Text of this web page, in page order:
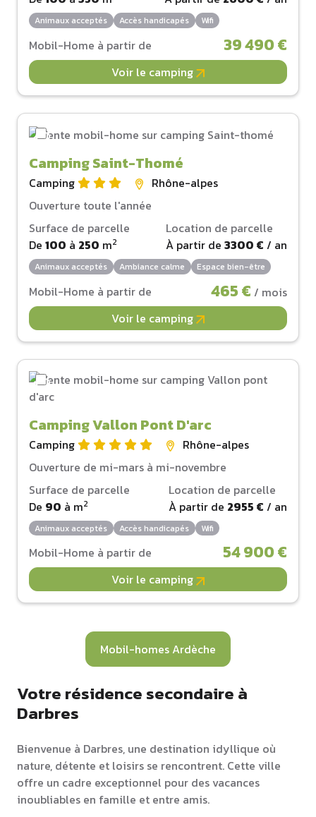
Animaux acceptés Accès handicapés Wifi
Mobil-Home à partir de 39 490 €
Voir le camping
Camping Saint-Thomé
Camping
Rhône-alpes
Ouverture toute l'année
Surface de parcelle
De 100 à 250 m2
Location de parcelle
À partir de 3300 € / an
Animaux acceptés Ambiance calme Espace bien-être
Mobil-Home à partir de 465 € / mois
Voir le camping
Camping Vallon Pont D'arc
Camping
Rhône-alpes
Ouverture de mi-mars à mi-novembre
Surface de parcelle
De 90 à m2
Location de parcelle
À partir de 2955 € / an
Animaux acceptés Accès handicapés Wifi
Mobil-Home à partir de 54 900 €
Voir le camping
Mobil-homes Ardèche
Votre résidence secondaire à
Darbres
Bienvenue à Darbres, une destination idyllique où
nature, détente et loisirs se rencontrent. Cette ville
offre un cadre exceptionnel pour des vacances
inoubliables en famille et entre amis.